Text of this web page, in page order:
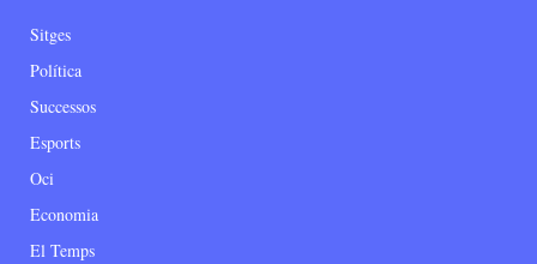
Sitges
Política
Successos
Esports
Oci
Economia
El Temps